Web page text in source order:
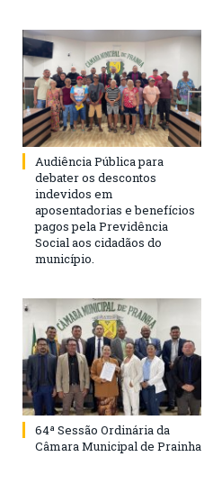
Audiência Pública para
debater os descontos
indevidos em
aposentadorias e benefícios
pagos pela Previdência
Social aos cidadãos do
município.
64ª Sessão Ordinária da
Câmara Municipal de Prainha